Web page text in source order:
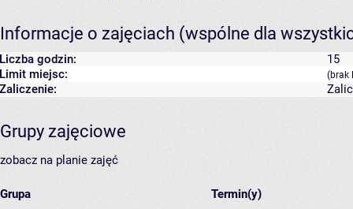
Informacje o zajęciach (wspólne dla
Liczba godzin:
15
Limit miejsc:
(brak
Zaliczenie:
Grupy zajęciowe
zobacz na planie zajęć
Grupa Termin(y)